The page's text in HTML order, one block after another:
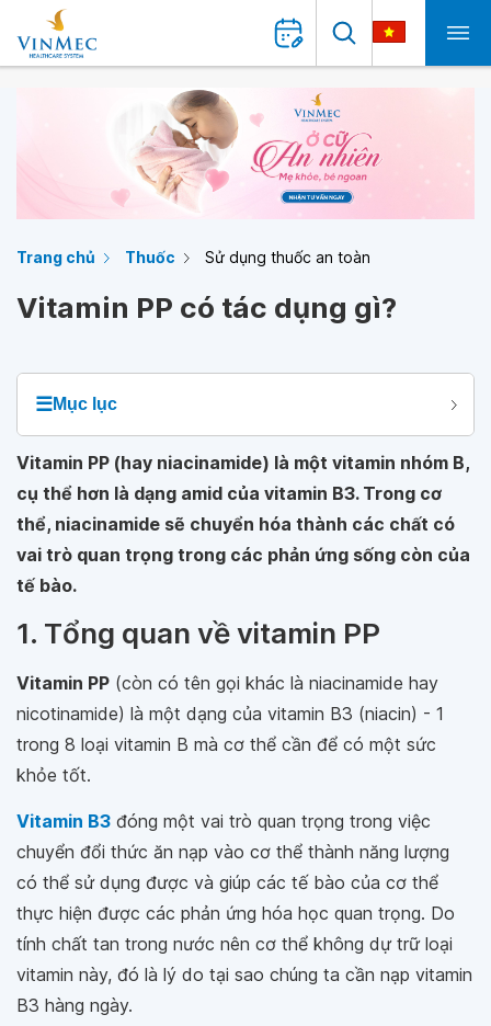
Trang chủ Thuốc Sử dụng thuốc an toàn
Vitamin PP có tác dụng gì?
☰Mục lục
Vitamin PP (hay niacinamide) là một vitamin nhóm B,
cụ thể hơn là dạng amid của vitamin B3. Trong cơ
thể, niacinamide sẽ chuyển hóa thành các chất có
vai trò quan trọng trong các phản ứng sống còn của
tế bào.
1. Tổng quan về vitamin PP
Vitamin PP (còn có tên gọi khác là niacinamide hay
nicotinamide) là một dạng của vitamin B3 (niacin) - 1
trong 8 loại vitamin B mà cơ thể cần để có một sức
khỏe tốt.
Vitamin B3 đóng một vai trò quan trọng trong việc
chuyển đổi thức ăn nạp vào cơ thể thành năng lượng
có thể sử dụng được và giúp các tế bào của cơ thể
thực hiện được các phản ứng hóa học quan trọng. Do
tính chất tan trong nước nên cơ thể không dự trữ loại
vitamin này, đó là lý do tại sao chúng ta cần nạp vitamin
B3 hàng ngày.